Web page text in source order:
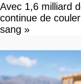
Avec 1,6 milliard
continue de
sang »